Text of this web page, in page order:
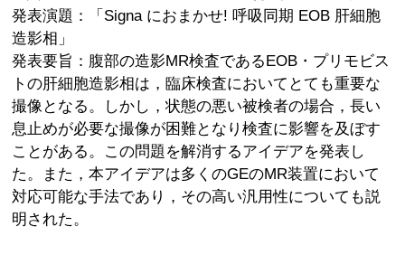
発表演題：「Signa におまかせ! 呼吸同期 EOB 肝細胞
造影相」
発表要旨：腹部の造影MR検査であるEOB・プリモビス
トの肝細胞造影相は，臨床検査においてとても重要な
撮像となる。しかし，状態の悪い被検者の場合，長い
息止めが必要な撮像が困難となり検査に影響を及ぼす
ことがある。この問題を解消するアイデアを発表し
た。また，本アイデアは多くのGEのMR装置において
対応可能な手法であり，その高い汎用性についても説
明された。